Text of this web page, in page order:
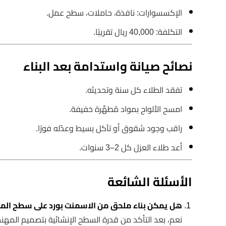
الإكسسوارات: نافذة، حاملات، سطح عمل.
التكلفة: 40,000 ريال تقريبًا.
نصائح صيانة واستدامة بعد البناء
تفقد الطلاء كل سنة وتحديثه.
امسح الألواح بمواد مُطهِّرة خفيفة.
راقب وجود شقوق أو تآكل بسيط وعدّله فورًا.
أعد طلاء العزل كل 2–3 سنوات.
الأسئلة الشائعة
هل يمكن بناء ملحق من الاسمنت بورد على سطح
نعم، بعد التأكد من قدرة السطح الإنشائية بتصميم